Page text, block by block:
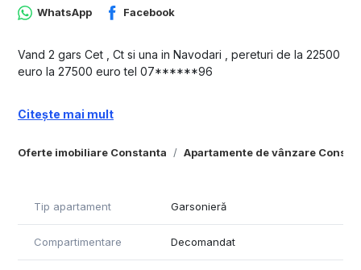
Oferte imobiliare Constanta Apartamente de vânzare
WhatsApp Facebook
Vand 2 gars Cet , Ct si una in Navodari , pereturi de la 22500
euro la 27500 euro tel 07******96
Citește mai mult
Tip apartament Garsonieră
Compartimentare Decomandat